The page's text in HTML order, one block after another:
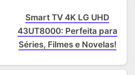
Smart TV 4K LG UHD
43UT8000: Perfeita para
Séries, Filmes e Novelas!